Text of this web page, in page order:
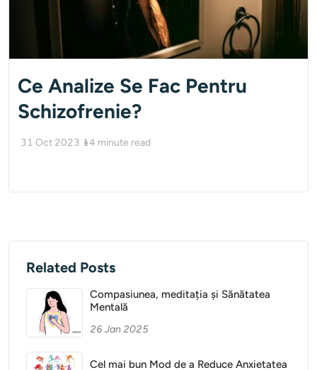
Ce Analize Se Fac Pentru
Schizofrenie?
31 Oct 2023 14 minute read
Related Posts
Compasiunea, meditația și Sănătatea
Mentală
26 Jan 2025
Cel mai bun Mod de a Reduce Anxietatea